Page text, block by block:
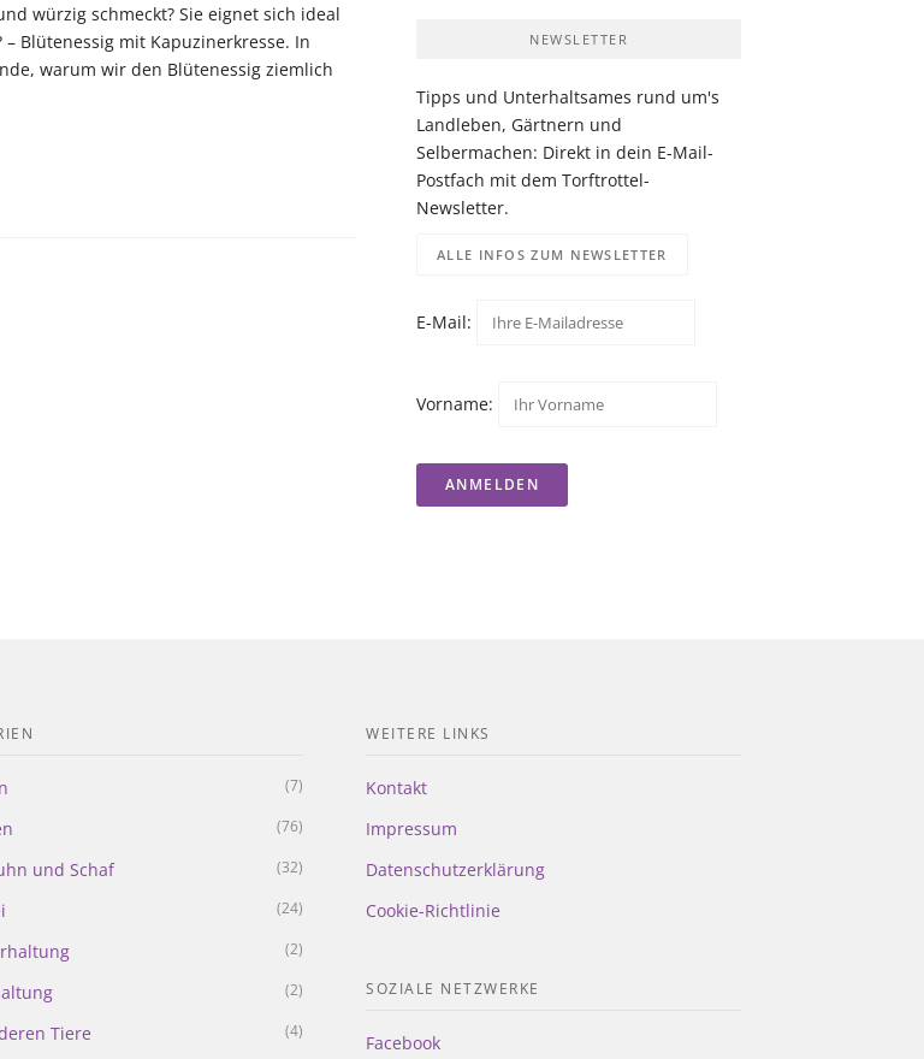
würzig schmeckt? Sie eignet sich ideal
Blütenessig mit Kapuzinerkresse. In
warum wir den Blütenessig ziemlich
NEWSLETTER
Tipps und Unterhaltsames rund um's
Landleben, Gärtnern und
Selbermachen: Direkt in dein E-Mail-
Postfach mit dem Torftrottel-
Newsletter.
ALLE INFOS ZUM NEWSLETTER
E-Mail:
Vorname:
(7)
(76)
und Schaf (32)
(24)
(2)
(2)
Tiere (4)
WEITERE LINKS
Kontakt
Impressum
Datenschutzerklärung
Cookie-Richtlinie
SOZIALE NETZWERKE
Facebook